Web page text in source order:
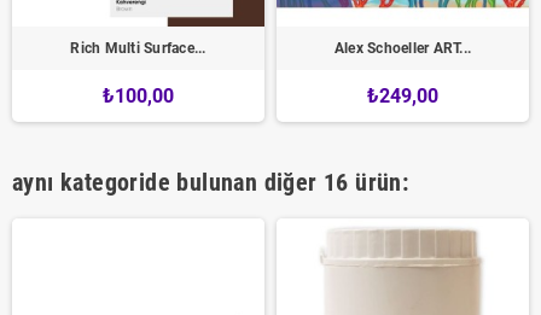
Rich Multi Surface...
₺100,00
Alex Schoeller ART...
₺249,00
aynı kategoride bulunan diğer 16 ürün: